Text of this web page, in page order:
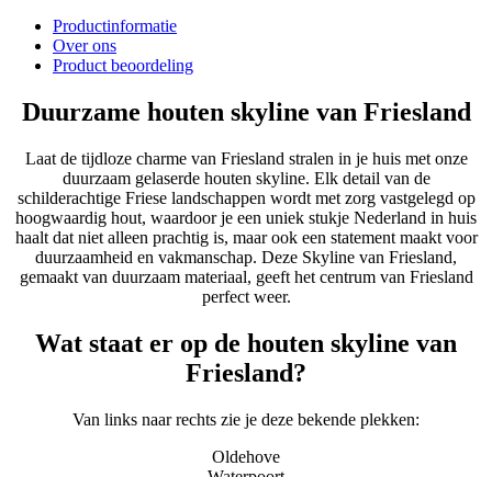
Productinformatie
Over ons
Product beoordeling
Duurzame houten skyline van Friesland
Laat de tijdloze charme van Friesland stralen in je huis met onze
duurzaam gelaserde houten skyline. Elk detail van de
schilderachtige Friese landschappen wordt met zorg vastgelegd op
hoogwaardig hout, waardoor je een uniek stukje Nederland in huis
haalt dat niet alleen prachtig is, maar ook een statement maakt voor
duurzaamheid en vakmanschap. Deze Skyline van Friesland,
gemaakt van duurzaam materiaal, geeft het centrum van Friesland
perfect weer.
Wat staat er op de houten skyline van
Friesland?
Van links naar rechts zie je deze bekende plekken:
Oldehove